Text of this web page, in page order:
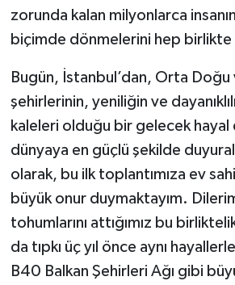
zorunda kalan milyonlarca
biçimde dönmelerini hep birlikte
Bugün, İstanbul’dan, Orta
şehirlerinin, yeniliğin ve
kaleleri olduğu bir gelecek
dünyaya en güçlü şekilde
olarak, bu ilk toplantımıza ev
büyük onur duymaktayım.
tohumlarını attığımız bu
da tıpkı üç yıl önce aynı
B40 Balkan Şehirleri Ağı gibi